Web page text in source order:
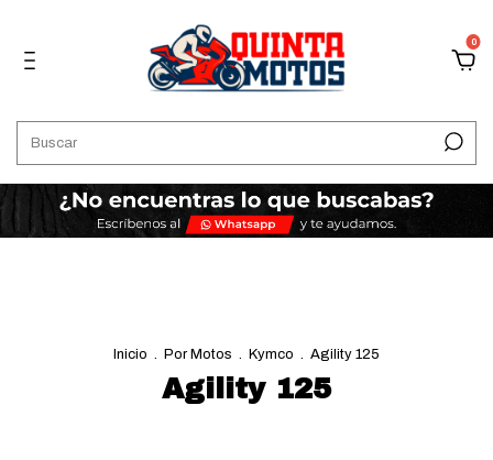
0
Inicio . Por Motos . Kymco . Agility 125
Agility 125